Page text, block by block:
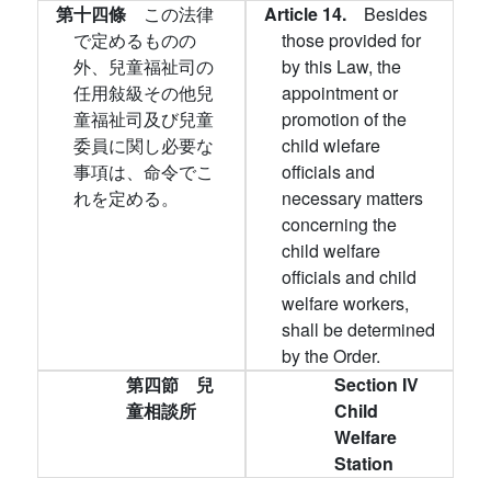
第十四條 この法律
で定めるものの
外、兒童福祉司の
任用敍級その他兒
童福祉司及び兒童
委員に関し必要な
事項は、命令でこ
れを定める。
Article 14. Besides
those provided for
by this Law, the
appointment or
promotion of the
child wlefare
officials and
necessary matters
concerning the
child welfare
officials and child
welfare workers,
shall be determined
by the Order.
第四節 兒
童相談所
Section IV
Child
Welfare
Station